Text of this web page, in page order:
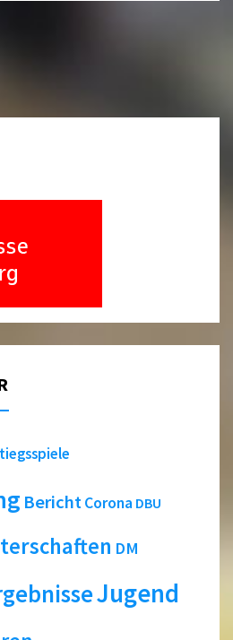
BerichtCorona DBU
DM
Jugend